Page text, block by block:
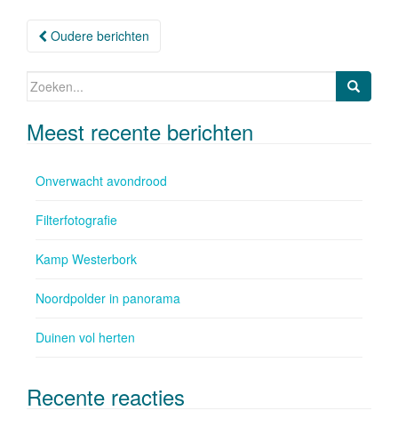
o
Berichtnavigatie
Oudere berichten
Zoeken naar:
Meest recente berichten
Onverwacht avondrood
Filterfotografie
Kamp Westerbork
Noordpolder in panorama
Duinen vol herten
Recente reacties